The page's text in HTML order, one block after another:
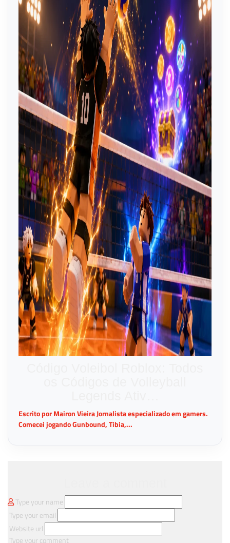
Escrito por Mairon Vieira Jornalista especializado em gamers.
Comecei jogando Gunbound, Tibia,...
Type your name
Type your email
Website url
Type your comment